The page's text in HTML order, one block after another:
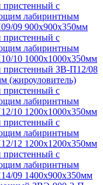
пристенный с
лабиринтным
09 900х900х350мм
пристенный с
лабиринтным
10 1000х1000х350мм
пристенный ЗВ-П12/08
(жироуловитель)
пристенный с
лабиринтным
10 1200х1000х350мм
пристенный с
лабиринтным
12 1200х1200х350мм
пристенный с
лабиринтным
09 1400х900х350мм